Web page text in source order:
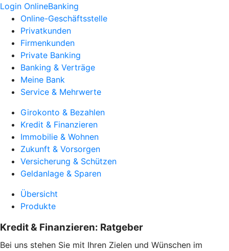
Login OnlineBanking
Online-Geschäftsstelle
Privatkunden
Firmenkunden
Private Banking
Banking & Verträge
Meine Bank
Service & Mehrwerte
Girokonto & Bezahlen
Kredit & Finanzieren
Immobilie & Wohnen
Zukunft & Vorsorgen
Versicherung & Schützen
Geldanlage & Sparen
Übersicht
Produkte
Kredit & Finanzieren: Ratgeber
Bei uns stehen Sie mit Ihren Zielen und Wünschen im